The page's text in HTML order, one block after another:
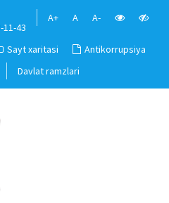
43
A+ A A-
Sayt xaritasi
Antikorrupsiya
Davlat ramzlari